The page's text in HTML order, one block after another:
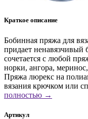
Краткое описание
Бобинная пряжа для
придает ненавязчивый
сочетается с любой
норки, ангора,
Пряжа люрекс на
вязания крючком или
полностью →
Артикул